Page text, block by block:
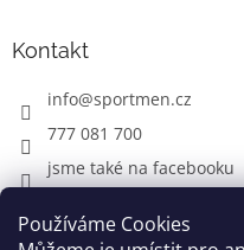
Používáme Cookies
Kontakt
info@sportmen.cz
777 081 700
jsme také na facebooku